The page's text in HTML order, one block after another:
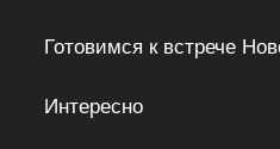
Готовимся к встрече
Интересно